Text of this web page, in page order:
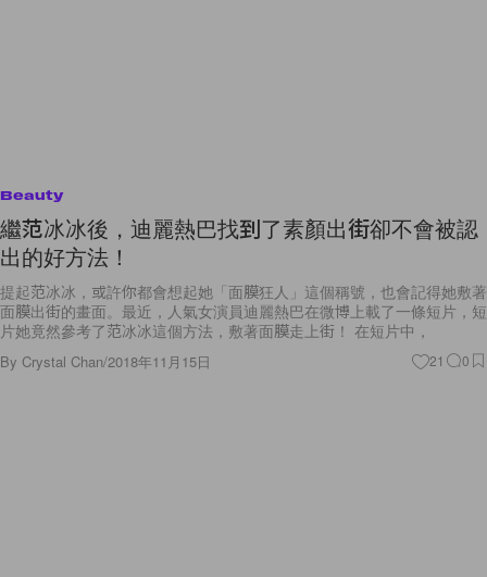
Beauty
繼范冰冰後，迪麗熱巴找到了素顏出街卻不會被認
出的好方法！
提起范冰冰，或許你都會想起她「面膜狂人」這個稱號，也會記得她敷著
面膜出街的畫面。最近，人氣女演員迪麗熱巴在微博上載了一條短片，短
片她竟然參考了范冰冰這個方法，敷著面膜走上街！ 在短片中，
By Crystal Chan/2018年11月15日 21 0